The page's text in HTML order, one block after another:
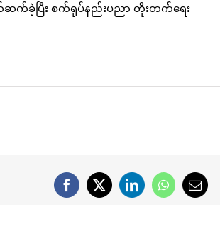
က်ခဲ့ပြီး စက်ရုပ်နည်းပညာ တိုးတက်ရေး
Facebook
X LinkedInWhatsApp
Email